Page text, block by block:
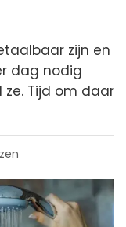
zijn en
dag nodig
Tijd om daar